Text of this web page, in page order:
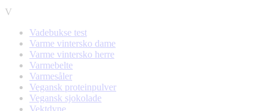
V
Vadebukse test
Varme vintersko dame
Varme vintersko herre
Varmebelte
Varmesåler
Vegansk proteinpulver
Vegansk sjokolade
Vektdyne